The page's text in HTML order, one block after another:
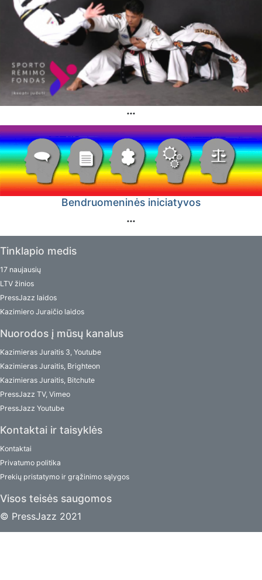
Bendruomeninės iniciatyvos
Tinklapio medis
17 naujausių
LTV žinios
PressJazz laidos
Kazimiero Juraičio laidos
Nuorodos į mūsų kanalus
Kazimieras Juraitis 3, Youtube
Kazimieras Juraitis, Brighteon
Kazimieras Juraitis, Bitchute
PressJazz TV, Vimeo
PressJazz Youtube
Kontaktai ir taisyklės
Kontaktai
Privatumo politika
Prekių pristatymo ir grąžinimo sąlygos
Visos teisės saugomos
© PressJazz 2021